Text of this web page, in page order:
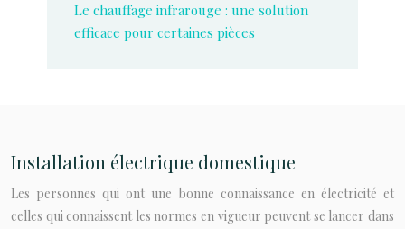
Le chauffage infrarouge : une solution
efficace pour certaines pièces
Installation électrique domestique
Les personnes qui ont une bonne connaissance en électricité et
celles qui connaissent les normes en vigueur peuvent se lancer dans